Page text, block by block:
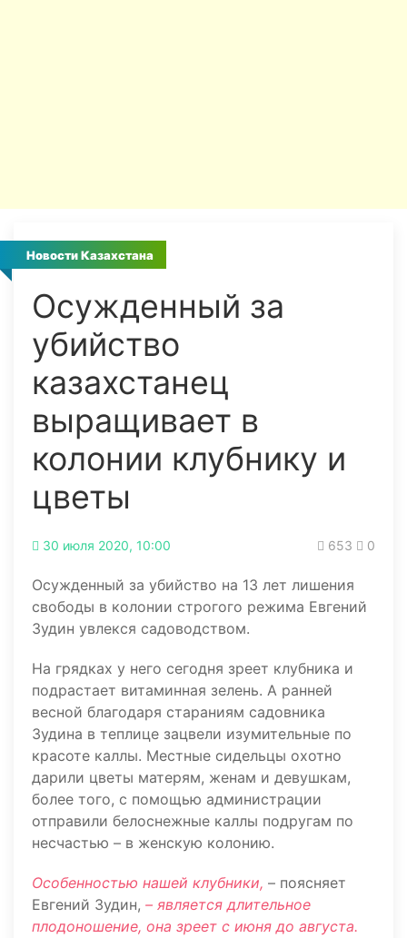
Новости Казахстана
Осужденный за
убийство
казахстанец
выращивает в
колонии клубнику и
цветы
30 июля 2020, 10:00 653 0
Осужденный за убийство на 13 лет лишения
свободы в колонии строгого режима Евгений
Зудин увлекся садоводством.
На грядках у него сегодня зреет клубника и
подрастает витаминная зелень. А ранней
весной благодаря стараниям садовника
Зудина в теплице зацвели изумительные по
красоте каллы. Местные сидельцы охотно
дарили цветы матерям, женам и девушкам,
более того, с помощью администрации
отправили белоснежные каллы подругам по
несчастью – в женскую колонию.
Особенностью нашей клубники, – поясняет
Евгений Зудин, – является длительное
плодоношение, она зреет с июня до августа.